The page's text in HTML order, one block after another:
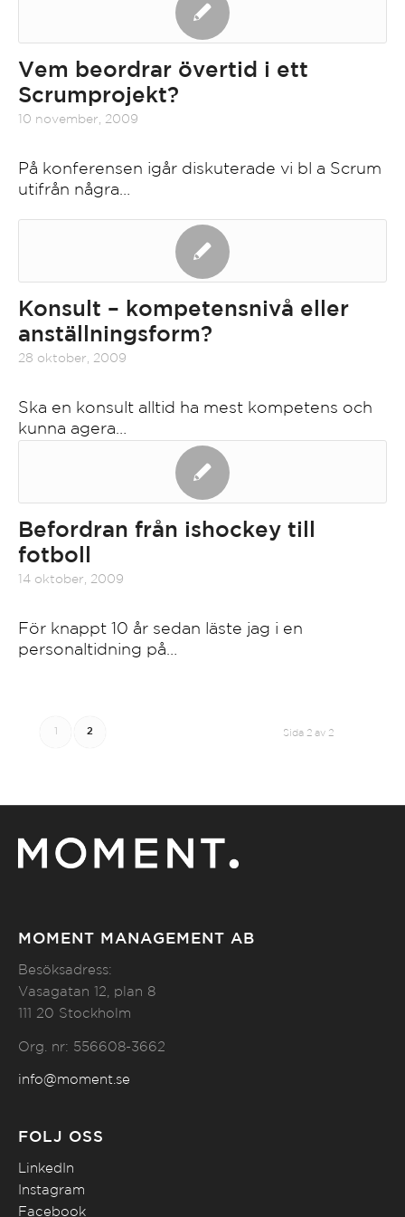
Vem beordrar övertid i ett
Scrumprojekt?
10 november, 2009
På konferensen igår diskuterade vi bl a Scrum
utifrån några…
Konsult – kompetensnivå eller
anställningsform?
28 oktober, 2009
Ska en konsult alltid ha mest kompetens och
kunna agera…
Befordran från ishockey till
fotboll
14 oktober, 2009
För knappt 10 år sedan läste jag i en
personaltidning på…
Sida 2 av 2
2
MOMENT MANAGEMENT AB
Besöksadress:
Vasagatan 12, plan 8
111 20 Stockholm
Org. nr: 556608-3662
info@moment.se
FÖLJ OSS
LinkedIn
Instagram
Facebook